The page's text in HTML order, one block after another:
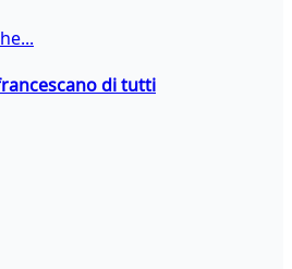
di tutti